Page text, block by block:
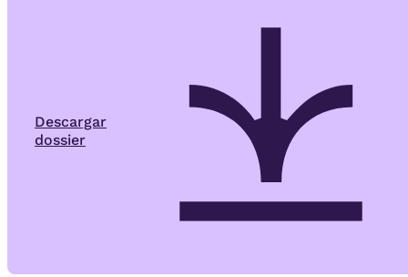
Descargar
dossier